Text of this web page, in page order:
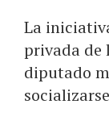
La
privada de
diputado